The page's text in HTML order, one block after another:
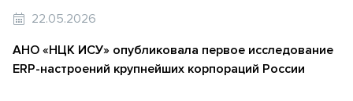
22.05.2026
АНО «НЦК ИСУ» опубликовала первое исследование
ERP-настроений крупнейших корпораций России